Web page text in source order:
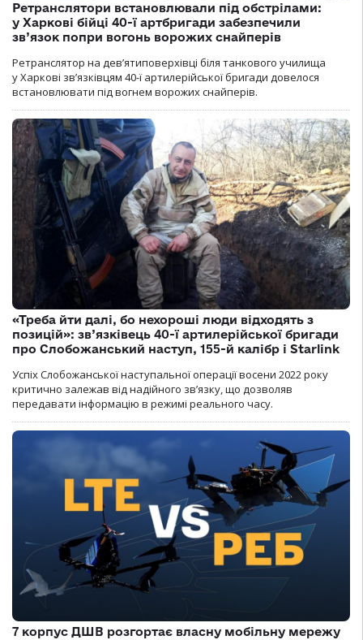
Ретранслятори встановлювали під обстрілами:
у Харкові бійці 40-ї артбригади забезпечили
зв’язок попри вогонь ворожих снайперів
Ретранслятор на дев’ятиповерхівці біля танкового училища
у Харкові зв’язківцям 40-ї артилерійської бригади довелося
встановлювати під вогнем ворожих снайперів.
«Треба йти далі, бо нехороші люди відходять з
позицій»: зв’язківець 40-ї артилерійської бригади
про Слобожанський наступ, 155-й калібр і Starlink
Успіх Слобожанської наступальної операції восени 2022 року
критично залежав від надійного зв’язку, що дозволяв
передавати інформацію в режимі реального часу.
7 корпус ДШВ розгортає власну мобільну мережу